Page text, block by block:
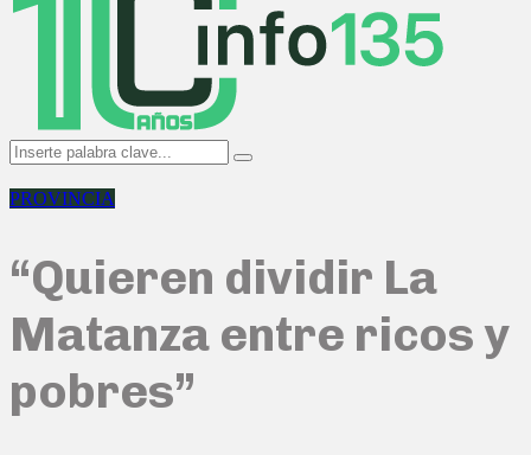
Search
for:
Search
PROVINCIA
“Quieren dividir La
Matanza entre ricos y
pobres”